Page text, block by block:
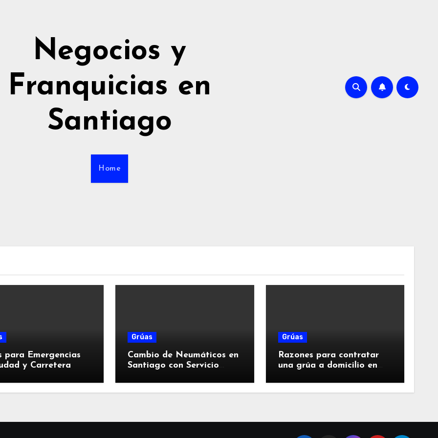
Negocios y
Franquicias en
Santiago
Home
para Emergencias
y Carretera
Grúas
Cambio de Neumáticos en
Santiago con Servicio
Grúas
Razones para contratar
una grúa a domicilio en